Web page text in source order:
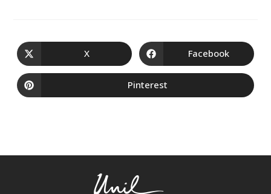
X Facebook
Pinterest